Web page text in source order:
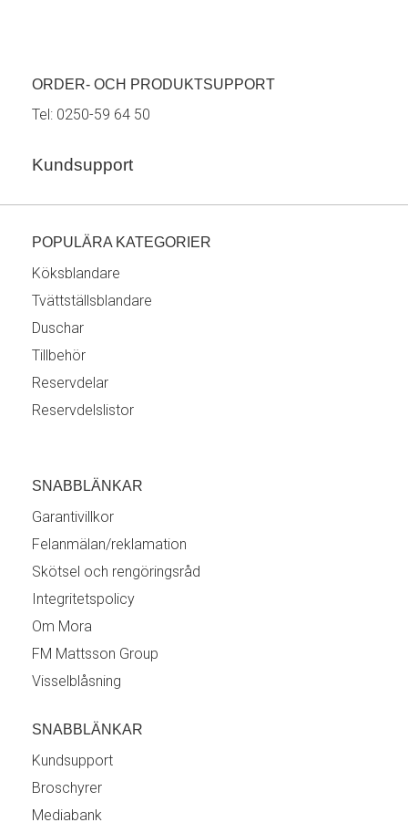
ORDER- OCH PRODUKTSUPPORT
Tel: 0250-59 64 50
Kundsupport
POPULÄRA KATEGORIER
Köksblandare
Tvättställsblandare
Duschar
Tillbehör
Reservdelar
Reservdelslistor
SNABBLÄNKAR
Garantivillkor
Felanmälan/reklamation
Skötsel och rengöringsråd
Integritetspolicy
Om Mora
FM Mattsson Group
Visselblåsning
SNABBLÄNKAR
Kundsupport
Broschyrer
Mediabank